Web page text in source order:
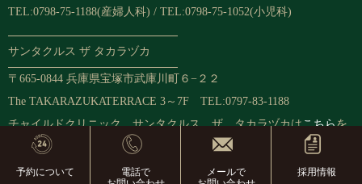
予約について
電話で
メールで
採用情報
TEL:0798-75-1188(産婦人科) / TEL:0798-75-1052(小児科)
サンタクルス ザ タカラヅカ
〒665-0844 兵庫県宝塚市武庫川町６−２２
The TAKARAZUKATERRACE 3～7F TEL:0797-83-1188
チャイルドクリニック サンタクルス ザ タカラヅカはこちらを
ご確認ください